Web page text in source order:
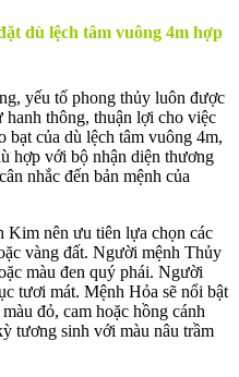
dù lệch tâm vuông 4m hợp
yếu tố phong thủy luôn được
hanh thông, thuận lợi cho việc
bạt của dù lệch tâm vuông 4m,
hợp với bộ nhận diện thương
nhắc đến bản mệnh của
Kim nên ưu tiên lựa chọn các
vàng đất. Người mệnh Thủy
màu đen quý phái. Người
tươi mát. Mệnh Hỏa sẽ nổi bật
đỏ, cam hoặc hồng cánh
tương sinh với màu nâu trầm